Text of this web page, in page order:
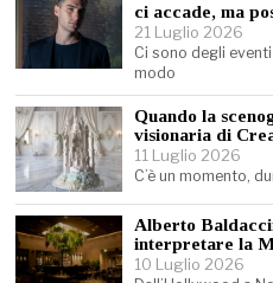
ci accade, ma
21 Luglio 2026
Ci sono degli
modo
Quando la
visionaria di
11 Luglio 2026
C’è un momento,
Alberto
interpretare la
10 Luglio 2026